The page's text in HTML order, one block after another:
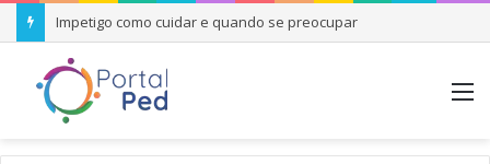
Impetigo como cuidar e quando se preocupar